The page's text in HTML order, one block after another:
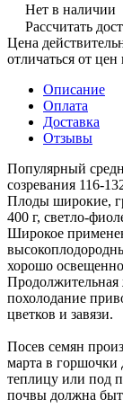
Нет в наличии
Рассчитать
Цена
отличаться от
Описание
Оплата
Доставка
Отзывы
Популярный
созревания 116-
Плоды широкие,
400 г, светло-
Широкое
хорошо
похолодание
цветков и завязи.
Посев семян
марта в горшочки
теплицу или под
почвы должна